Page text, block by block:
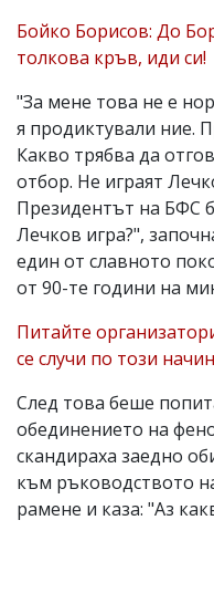
Бойко Борисов: До
толкова кръв, иди си!
"За мене това не е
я продиктували ние.
Какво трябва да
отбор. Не играят
Президентът на БФС
Лечков игра?",
един от славното
от 90-те години на
Питайте
се случи по този
След това беше
обединението на
скандираха заедно
към ръководството
рамене и каза: "Аз